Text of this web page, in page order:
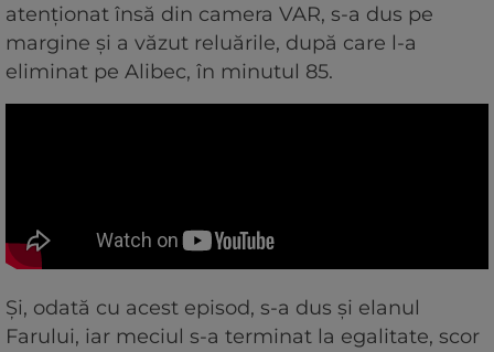
atenționat însă din camera VAR, s-a dus pe
margine și a văzut reluările, după care l-a
eliminat pe Alibec, în minutul 85.
Și, odată cu acest episod, s-a dus și elanul
Farului, iar meciul s-a terminat la egalitate, scor